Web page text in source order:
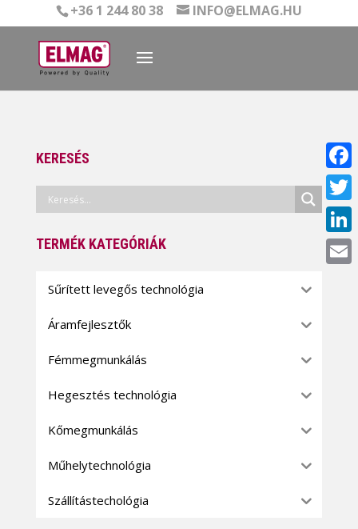
+36 1 244 80 38 INFO@ELMAG.HU
KERESÉS
TERMÉK KATEGÓRIÁK
Sűrített levegős technológia
Áramfejlesztők
Fémmegmunkálás
Hegesztés technológia
Kőmegmunkálás
Műhelytechnológia
Szállítástechológia